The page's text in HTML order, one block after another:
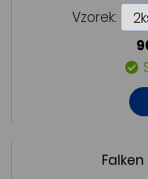
Vzorek:
Falken